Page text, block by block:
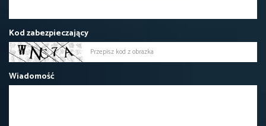
Kod zabezpieczający
Wiadomość